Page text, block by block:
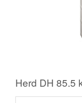
Herd DH 85.5